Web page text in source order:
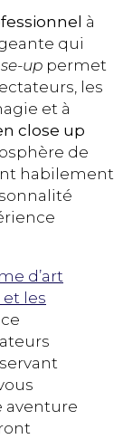
à
qui
up permet
les
et à
close up
de
habilement
d’art
les
aventure